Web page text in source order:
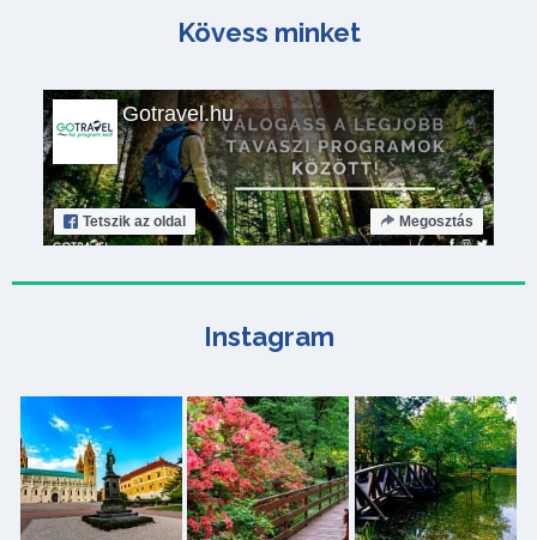
Kövess minket
Gotravel.hu
Tetszik az oldal Megosztás
Instagram